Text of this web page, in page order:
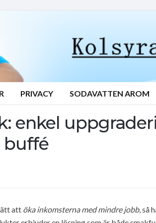
PRIVACY SODAVATTEN AROM
enkel
buffé
att öka inkomsterna med mindre jobb, så